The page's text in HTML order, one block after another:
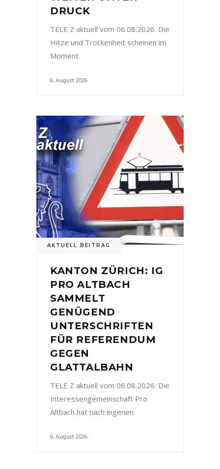
DRUCK
TELE Z aktuell vom 06.08.2026: Die
Hitze und Trockenheit scheinen im
Moment
6. August 2026
AKTUELL BEITRAG
KANTON ZÜRICH: IG
PRO ALTBACH
SAMMELT
GENÜGEND
UNTERSCHRIFTEN
FÜR REFERENDUM
GEGEN
GLATTALBAHN
TELE Z aktuell vom 06.08.2026: Die
Interessengemeinschaft Pro
Altbach hat nach eigenen
6. August 2026